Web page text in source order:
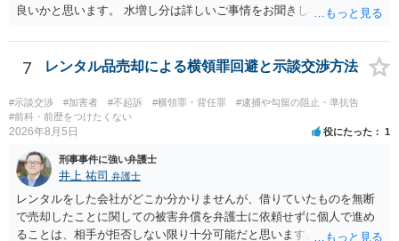
良いかと思います。 水増し分は詳しいご事情をお聞きしなければお答
7 レンタル品売却による横領罪回避と示談交渉方法
#示談交渉 #加害者 #不起訴 #横領罪・背任罪
#逮捕や勾留の阻止・準抗告
#前科・前歴をつけたくない
2026年8月5日 役にたった 1
刑事事件に強い弁護士
井上 祐司 弁護士
レンタルをした会社がどこか分かりませんが、借りていたものを無断
で売却したことに関しての被害弁償を弁護士に依頼せずに個人で進め
ることは、相手が拒否しない限り十分可能だと思います。 見積を出し